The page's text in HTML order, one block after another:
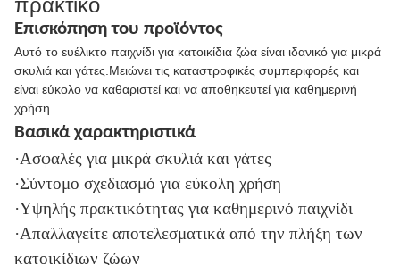
πρακτικό
Επισκόπηση του προϊόντος
Αυτό το ευέλικτο παιχνίδι για κατοικίδια ζώα είναι ιδανικό για μικρά
σκυλιά και γάτες.Μειώνει τις καταστροφικές συμπεριφορές και
είναι εύκολο να καθαριστεί και να αποθηκευτεί για καθημερινή
χρήση.
Βασικά χαρακτηριστικά
·Ασφαλές για μικρά σκυλιά και γάτες
·Σύντομο σχεδιασμό για εύκολη χρήση
·Υψηλής πρακτικότητας για καθημερινό παιχνίδι
·Απαλλαγείτε αποτελεσματικά από την πλήξη των
κατοικίδιων ζώων